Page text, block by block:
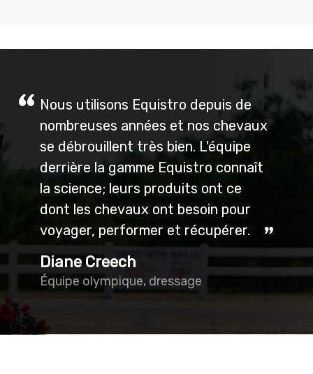
Nous utilisons Equistro depuis de
nombreuses années et nos chevaux
se débrouillent très bien. L'équipe
derrière la gamme Equistro connaît
la science; leurs produits ont ce
dont les chevaux ont besoin pour
voyager, performer et récupérer.
Diane Creech
Équipe olympique, dressage